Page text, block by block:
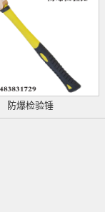
防爆检验锤